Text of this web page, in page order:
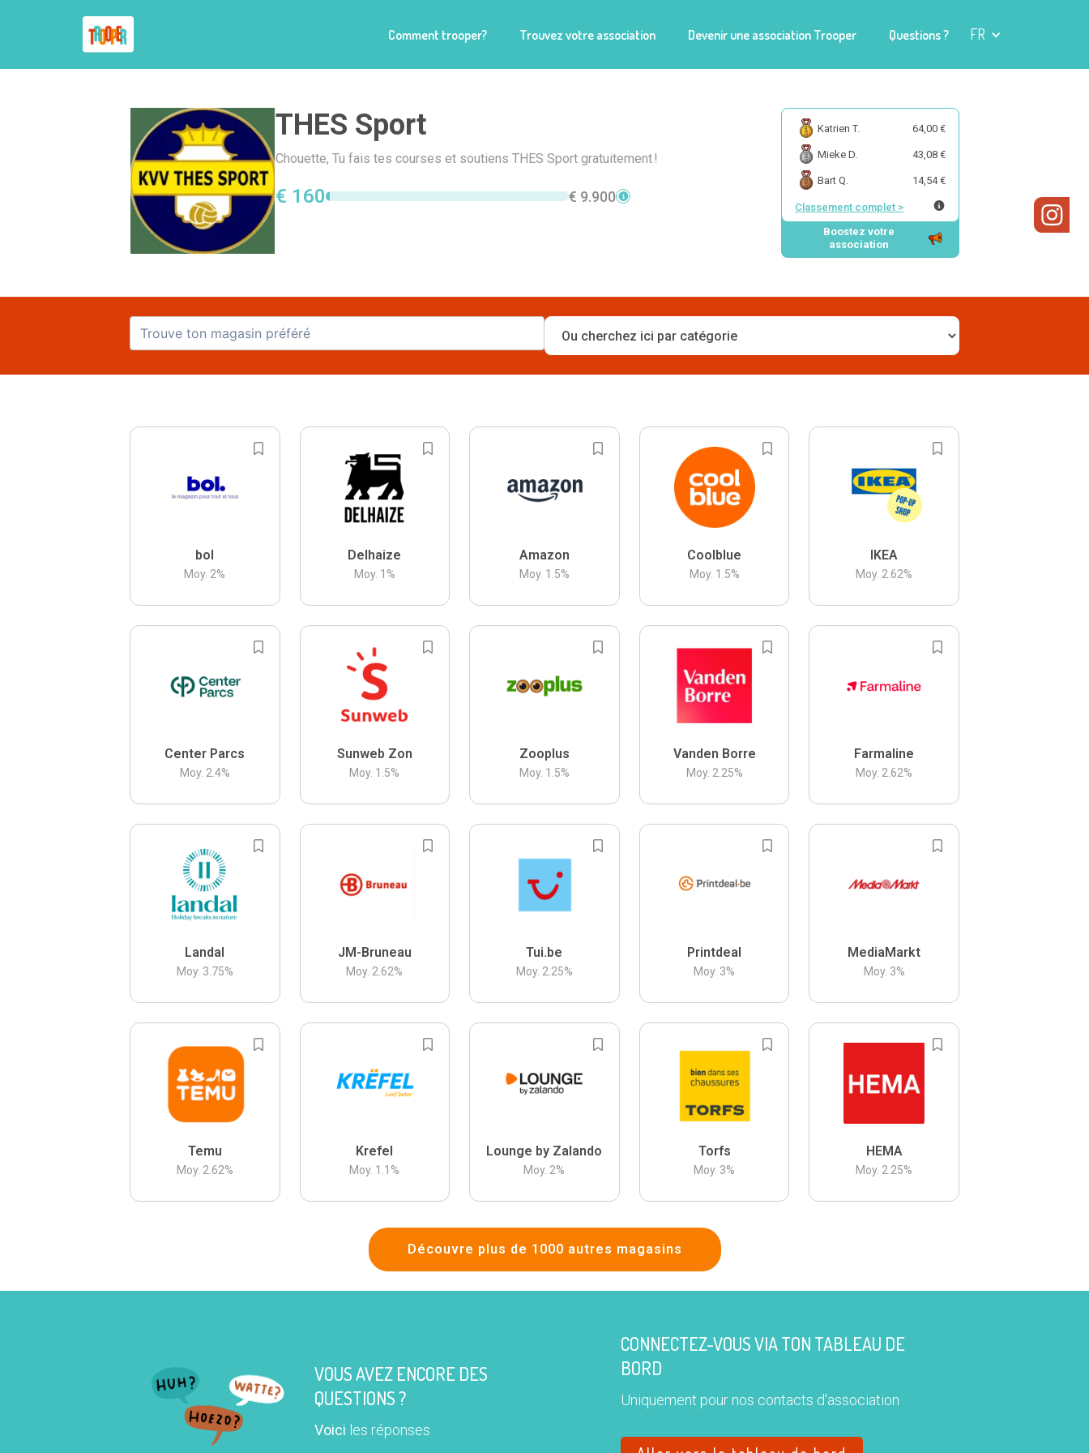
Comment trooper? Trouvez votre association Devenir une association Trooper Questions ? FR
THES Sport
Chouette, Tu fais tes courses et soutiens THES Sport gratuitement !
€ 160 € 9.900
Katrien T. 64,00 €
Mieke D. 43,08 €
Bart Q. 14,54 €
Classement complet >
Boostez votre
association
bol
Moy. 2%
Delhaize
Moy. 1 %
Amazon
Moy. 1.5%
Coolblue
Moy. 1.5%
IKEA
Moy. 2.62%
Center Parcs
Moy. 2.4%
Sunweb Zon
Moy. 1.5%
Zooplus
Moy. 1.5%
Vanden Borre
Moy. 2.25%
Farmaline
Moy. 2.62%
Landal
Moy. 3.75%
JM-Bruneau
Moy. 2.62%
Tui.be
Moy. 2.25%
Printdeal
Moy. 3%
MediaMarkt
Moy. 3%
Temu
Moy. 2.62%
Krefel
Moy. 1.1 %
Lounge by Zalando
Moy. 2%
Torfs
Moy. 3%
HEMA
Moy. 2.25%
Découvre plus de 1000 autres magasins
VOUS AVEZ ENCORE DES
QUESTIONS ?
Voici les réponses
CONNECTEZ-VOUS VIA TON TABLEAU DE
BORD
Uniquement pour nos contacts d'association